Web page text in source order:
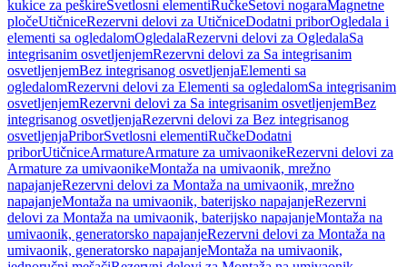
kukice za peškireSvetlosni elementiRučkeSetovi nogaraMagnetne
pločeUtičniceRezervni delovi za UtičniceDodatni priborOgledala i
elementi sa ogledalomOgledalaRezervni delovi za OgledalaSa
integrisanim osvetljenjemRezervni delovi za Sa integrisanim
osvetljenjemBez integrisanog osvetljenjaElementi sa
ogledalomRezervni delovi za Elementi sa ogledalomSa integrisanim
osvetljenjemRezervni delovi za Sa integrisanim osvetljenjemBez
integrisanog osvetljenjaRezervni delovi za Bez integrisanog
osvetljenjaPriborSvetlosni elementiRučkeDodatni
priborUtičniceArmatureArmature za umivaonikeRezervni delovi za
Armature za umivaonikeMontaža na umivaonik, mrežno
napajanjeRezervni delovi za Montaža na umivaonik, mrežno
napajanjeMontaža na umivaonik, baterijsko napajanjeRezervni
delovi za Montaža na umivaonik, baterijsko napajanjeMontaža na
umivaonik, generatorsko napajanjeRezervni delovi za Montaža na
umivaonik, generatorsko napajanjeMontaža na umivaonik,